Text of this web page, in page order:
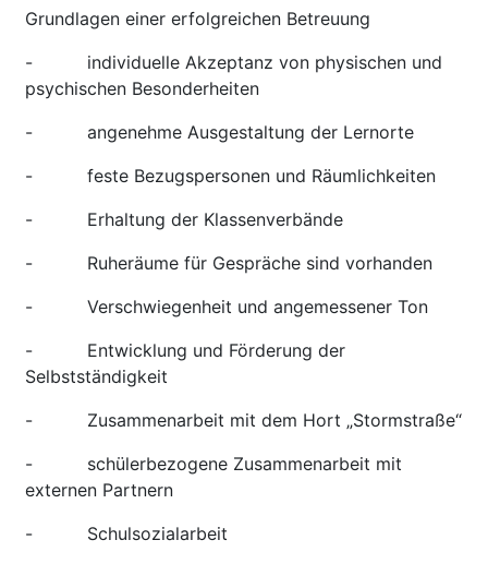
Grundlagen einer erfolgreichen Betreuung
- individuelle Akzeptanz von physischen und
psychischen Besonderheiten
- angenehme Ausgestaltung der Lernorte
- feste Bezugspersonen und Räumlichkeiten
- Erhaltung der Klassenverbände
- Ruheräume für Gespräche sind vorhanden
- Verschwiegenheit und angemessener Ton
- Entwicklung und Förderung der
Selbstständigkeit
- Zusammenarbeit mit dem Hort „Stormstraße“
- schülerbezogene Zusammenarbeit mit
externen Partnern
- Schulsozialarbeit